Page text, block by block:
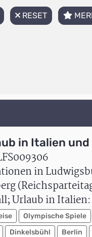
RESET
in Italien und
in
Urlaub in
Olympische Spiele
Dinkelsbühl Berlin